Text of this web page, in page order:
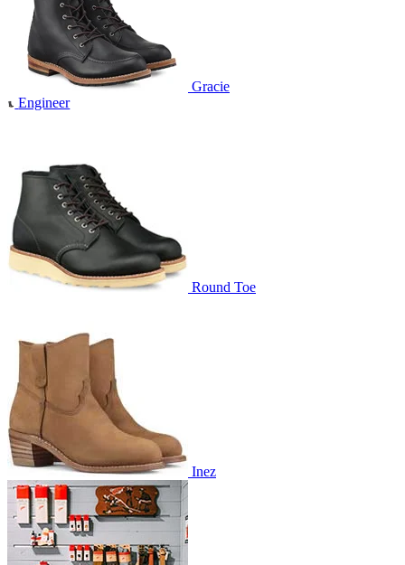
Gracie
Engineer
Round Toe
Inez